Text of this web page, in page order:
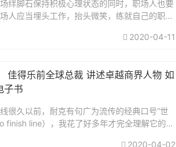
绊脚石保持积极心理状态的同时，职场人也要
人应当埋头工作，抬头微笑，练就自己的职场
2020-04-11
佳得乐前全球总裁 讲述卓越商界人物 如
子书
很久以前，耐克有句广为流传的经典口号“世
finish line），我花了好多年才完全理解它的含
2020-04-02